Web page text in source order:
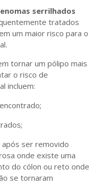
serrilhados
tratados
um maior risco para o
um pólipo mais
o risco de
incluem:
ser removido
onde existe uma
do cólon ou reto onde
se tornaram